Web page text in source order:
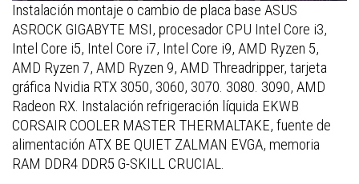
Instalación montaje o cambio de placa base ASUS
ASROCK GIGABYTE MSI, procesador CPU Intel Core i3,
Intel Core i5, Intel Core i7, Intel Core i9, AMD Ryzen 5,
AMD Ryzen 7, AMD Ryzen 9, AMD Threadripper, tarjeta
gráfica Nvidia RTX 3050, 3060, 3070. 3080. 3090, AMD
Radeon RX. Instalación refrigeración líquida EKWB
CORSAIR COOLER MASTER THERMALTAKE, fuente de
alimentación ATX BE QUIET ZALMAN EVGA, memoria
RAM DDR4 DDR5 G-SKILL CRUCIAL.